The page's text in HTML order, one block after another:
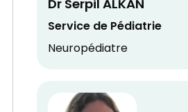
Dr Serpil ALKAN
Service de Pédiatrie
Neuropédiatre